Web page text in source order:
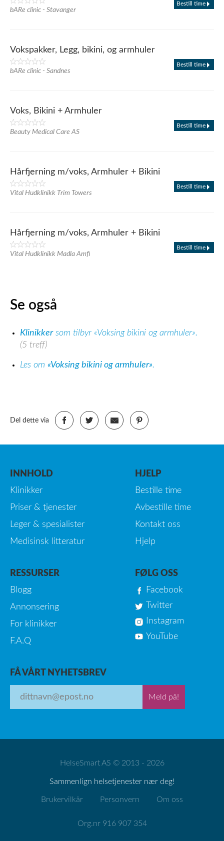
bARe clinic - Stavanger
Bestill time
Vokspakker, Legg, bikini, og armhuler
bARe clinic - Sandnes
Bestill time
Voks, Bikini + Armhuler
Beauty Medical Care AS
Bestill time
Hårfjerning m/voks, Armhuler + Bikini
Vital Hudklinikk Trim Towers
Bestill time
Hårfjerning m/voks, Armhuler + Bikini
Vital Hudklinikk Madla Amfi
Bestill time
Se også
Klinikkersom tilbyr «Voksing bikini og armhuler».
(5 treff)
Les om «Voksing bikini og armhuler».
Del dette via
INNHOLD
Klinikker
Priser & tjenester
Leger & spesialister
Medisinsk litteratur
HJELP
Bestille time
Avbestille time
Kontakt oss
Hjelp
RESSURSER
Blogg
Annonsering
For klinikker
F.A.Q
FØLG OSS
Facebook
Twitter
Instagram
YouTube
FÅ VÅRT NYHETSBREV
Meld på!
HelseSmart AS © 2013 - 2026
Sammenlign helsetjenester nær deg!
Brukervilkår Personvern Om oss
Org.nr 916 907 354